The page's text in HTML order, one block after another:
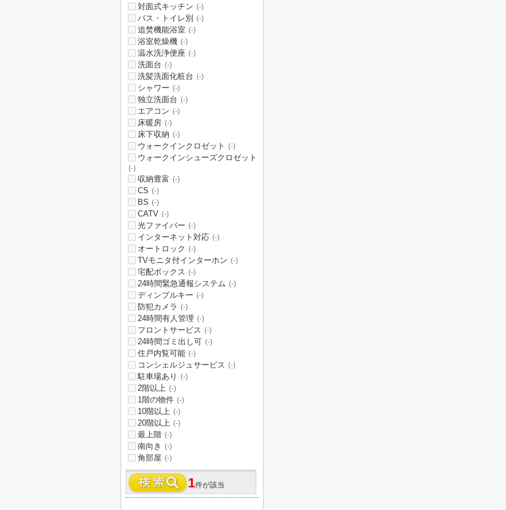
対面式キッチン (-)
バス・トイレ別 (-)
追焚機能浴室 (-)
浴室乾燥機 (-)
温水洗浄便座 (-)
洗面台 (-)
洗髪洗面化粧台 (-)
シャワー (-)
独立洗面台 (-)
エアコン (-)
床暖房 (-)
床下収納 (-)
ウォークインクロゼット (-)
ウォークインシューズクロゼット
(-)
収納豊富 (-)
CS (-)
BS (-)
CATV (-)
光ファイバー (-)
インターネット対応 (-)
オートロック (-)
TVモニタ付インターホン (-)
宅配ボックス (-)
24時間緊急通報システム (-)
ディンプルキー (-)
防犯カメラ (-)
24時間有人管理 (-)
フロントサービス (-)
24時間ゴミ出し可 (-)
住戸内覧可能 (-)
コンシェルジュサービス (-)
駐車場あり (-)
2階以上 (-)
1階の物件 (-)
10階以上 (-)
20階以上 (-)
最上階 (-)
南向き (-)
角部屋 (-)
1件が該当